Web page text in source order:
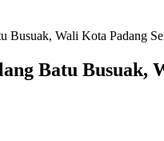
Wali Kota Padang
Batu